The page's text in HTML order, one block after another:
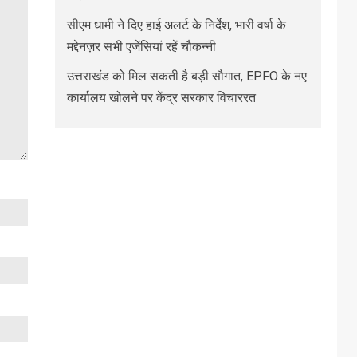
सीएम धामी ने दिए हाई अलर्ट के निर्देश, भारी वर्षा के
मद्देनज़र सभी एजेंसियां रहें चौकन्नी
उत्तराखंड को मिल सकती है बड़ी सौगात, EPFO के नए
कार्यालय खोलने पर केंद्र सरकार विचाररत